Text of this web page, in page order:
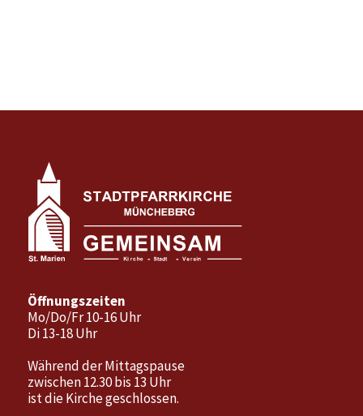
Öffnungszeiten
Mo/Do/Fr 10-16 Uhr
Di 13-18 Uhr
Während der Mittagspause
zwischen 12.30 bis 13 Uhr
ist die Kirche geschlossen.